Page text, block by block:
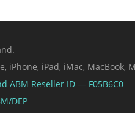
iPhone, iPad, iMac, MacBook,
ABM Reseller ID — F05B6C0
DEP